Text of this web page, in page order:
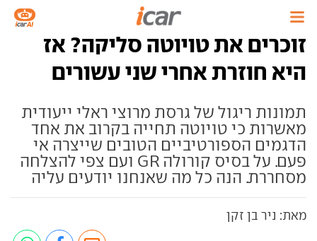
זוכרים את טויוטה סליקה? אז
היא חוזרת אחרי שני עשורים
תמונות ריגול של גרסת מרוצי ראלי ייעודית
מאשרות כי טויוטה תחייה בקרוב את אחד
הדגמים הספורטיביים הטובים שייצרה אי
פעם. על בסיס קורולה GR ועם צפי להצלחה
מסחררת. הנה כל מה שאנחנו יודעים עליה
מאת: ניר בן זקן